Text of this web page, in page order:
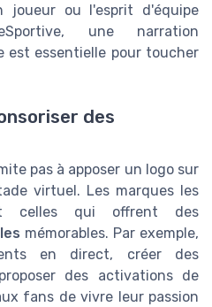
joueur ou l'esprit d'équipe
une narration
essentielle pour toucher
des
pas à apposer un logo sur
virtuel. Les marques les
celles qui offrent des
mémorables. Par exemple,
en direct, créer des
des activations de
fans de vivre leur passion